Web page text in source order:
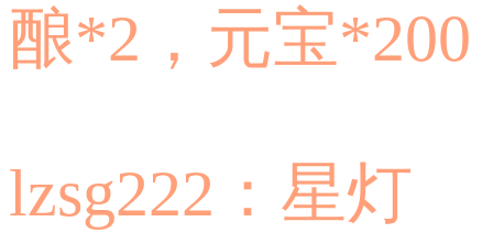
酿*2，元宝*200
lzsg222：星灯